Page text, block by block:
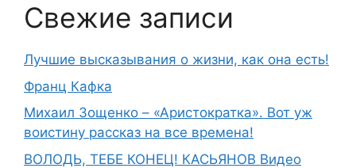
Свежие записи
Лучшие высказывания о жизни, как она есть!
Франц Кафка
Михаил Зощенко – «Аристократка». Вот уж
воистину рассказ на все времена!
ВОЛОДЬ, ТЕБЕ КОНЕЦ! КАСЬЯНОВ Видео